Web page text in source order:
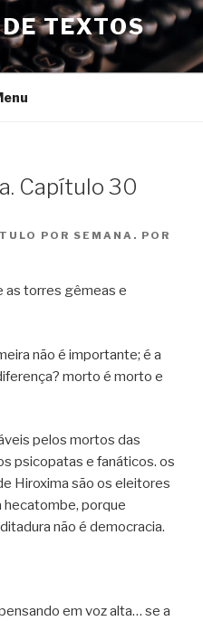
TEXTOS
Capítulo 30
POR SEMANA. POR
as torres gêmeas e
não é importante; é a
morto é morto e
pelos mortos das
psicopatas e fanáticos. os
Hiroxima são os eleitores
hecatombe, porque
não é democracia.
em voz alta… se a